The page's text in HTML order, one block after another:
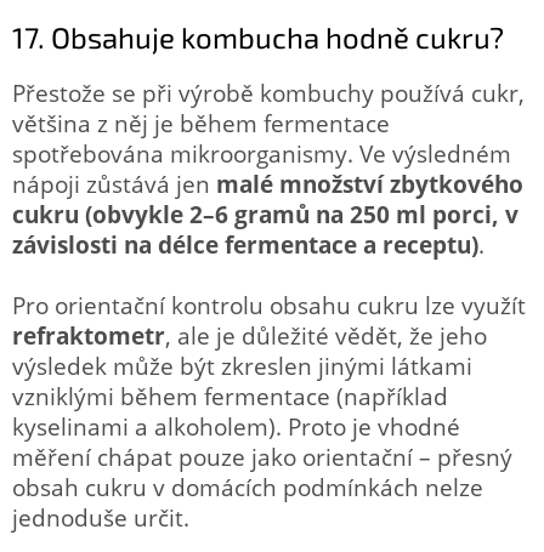
17. Obsahuje kombucha hodně cukru?
Přestože se při výrobě kombuchy používá cukr,
většina z něj je během fermentace
spotřebována mikroorganismy. Ve výsledném
nápoji zůstává jen malé množství zbytkového
cukru (obvykle 2–6 gramů na 250 ml porci, v
závislosti na délce fermentace a receptu).
Pro orientační kontrolu obsahu cukru lze využít
refraktometr, ale je důležité vědět, že jeho
výsledek může být zkreslen jinými látkami
vzniklými během fermentace (například
kyselinami a alkoholem). Proto je vhodné
měření chápat pouze jako orientační – přesný
obsah cukru v domácích podmínkách nelze
jednoduše určit.